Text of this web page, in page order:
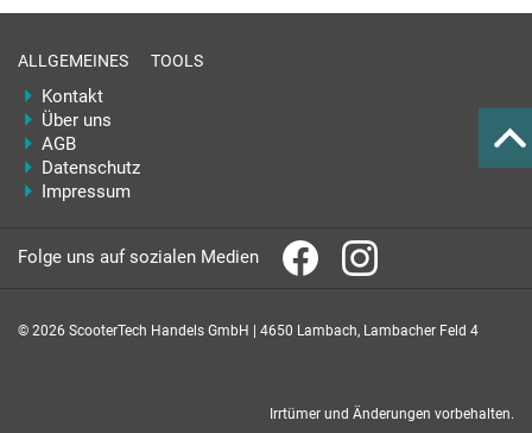
ALLGEMEINES
Kontakt
Über uns
AGB
Datenschutz
Impressum
TOOLS
Folge uns auf sozialen Medien
© 2026 ScooterTech Handels GmbH | 4650 Lambach, Lambacher Feld 4
Irrtümer und Änderungen vorbehalten.